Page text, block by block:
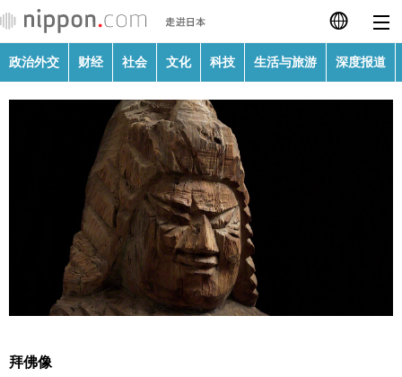
日本語
政治外交 财经 社会 文化 科技 生活与旅游 深度报道
拜佛像